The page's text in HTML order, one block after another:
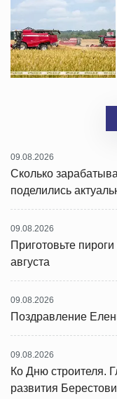
09.08.2026
Сколько
поделились
09.08.2026
Приготовьте
августа
09.08.2026
Поздравление
09.08.2026
Ко Дню строителя.
развития